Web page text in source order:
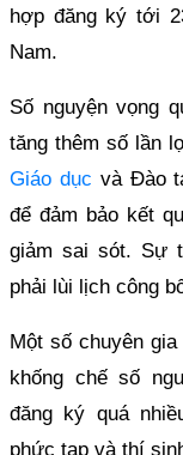
hợp đăng ký tới
Nam.
Số nguyện vọng
tăng thêm số lần
Giáo dục và Đào
để đảm bảo kết
giảm sai sót. Sự
phải lùi lịch công
Một số chuyên
khống chế số
đăng ký quá
phức tạp và thí